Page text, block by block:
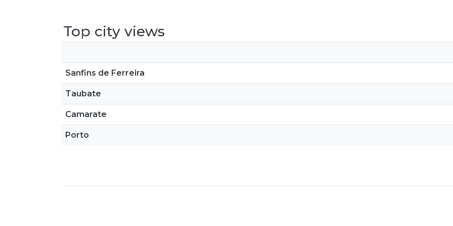
Top city views
Sanfins de Ferreira
Taubate
Camarate
Porto